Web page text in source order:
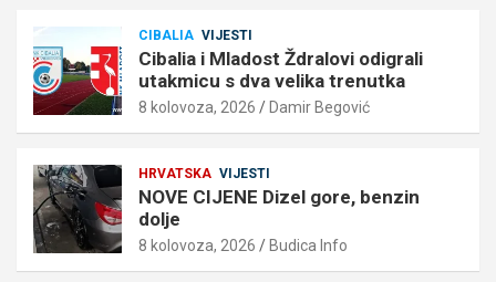
CIBALIA VIJESTI
Cibalia i Mladost Ždralovi odigrali
utakmicu s dva velika trenutka
8 kolovoza, 2026 Damir Begović
HRVATSKA VIJESTI
NOVE CIJENE Dizel gore, benzin
dolje
8 kolovoza, 2026 Budica Info